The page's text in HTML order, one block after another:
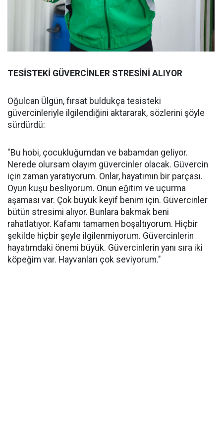
TESİSTEKİ GÜVERCİNLER STRESİNİ ALIYOR
Oğulcan Ülgün, fırsat buldukça tesisteki
güvercinleriyle ilgilendiğini aktararak, sözlerini şöyle
sürdürdü:
"Bu hobi, çocukluğumdan ve babamdan geliyor.
Nerede olursam olayım güvercinler olacak. Güvercin
için zaman yaratıyorum. Onlar, hayatımın bir parçası.
Oyun kuşu besliyorum. Onun eğitim ve uçurma
aşaması var. Çok büyük keyif benim için. Güvercinler
bütün stresimi alıyor. Bunlara bakmak beni
rahatlatıyor. Kafamı tamamen boşaltıyorum. Hiçbir
şekilde hiçbir şeyle ilgilenmiyorum. Güvercinlerin
hayatımdaki önemi büyük. Güvercinlerin yanı sıra iki
köpeğim var. Hayvanları çok seviyorum."